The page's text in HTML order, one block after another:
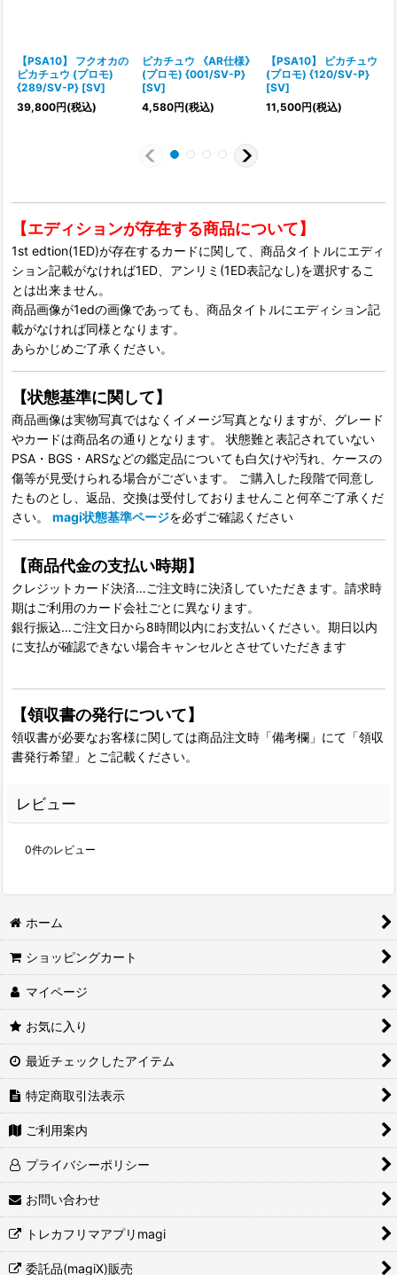
【PSA10】 フクオカの
ピカチュウ (プロモ)
{289/SV-P} [SV]
39,800円(税込)
ピカチュウ 《AR仕様》
(プロモ) {001/SV-P}
[SV]
4,580円(税込)
【PSA10】 ピカチュウ
(プロモ) {120/SV-P}
[SV]
11,500円(税込)
【エディションが存在する商品について】
1st edtion(1ED)が存在するカードに関して、商品タイトルにエディ
ション記載がなければ1ED、アンリミ(1ED表記なし)を選択するこ
とは出来ません。
商品画像が1edの画像であっても、商品タイトルにエディション記
載がなければ同様となります。
あらかじめご了承ください。
【状態基準に関して】
商品画像は実物写真ではなくイメージ写真となりますが、グレード
やカードは商品名の通りとなります。 状態難と表記されていない
PSA・BGS・ARSなどの鑑定品についても白欠けや汚れ、ケースの
傷等が見受けられる場合がございます。 ご購入した段階で同意し
たものとし、返品、交換は受付しておりませんこと何卒ご了承くだ
さい。 magi状態基準ページを必ずご確認ください
【商品代金の支払い時期】
クレジットカード決済…ご注文時に決済していただきます。請求時
期はご利用のカード会社ごとに異なります。
銀行振込…ご注文日から8時間以内にお支払いください。期日以内
に支払が確認できない場合キャンセルとさせていただきます
【領収書の発行について】
領収書が必要なお客様に関しては商品注文時「備考欄」にて「領収
書発行希望」とご記載ください。
レビュー
0件のレビュー
ホーム
ショッピングカート
マイページ
お気に入り
最近チェックしたアイテム
特定商取引法表示
ご利用案内
プライバシーポリシー
お問い合わせ
トレカフリマアプリmagi
委託品(magiX)販売